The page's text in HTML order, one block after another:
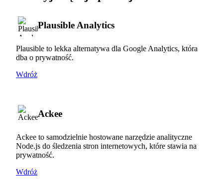
Plausible Analytics
Plausible to lekka alternatywa dla Google Analytics, która
dba o prywatność.
Wdróż
Ackee
Ackee to samodzielnie hostowane narzędzie analityczne
Node.js do śledzenia stron internetowych, które stawia na
prywatność.
Wdróż